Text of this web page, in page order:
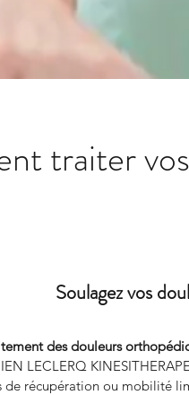
traiter
Soulagez vos
des douleurs
LECLERQ
de récupération ou mobilité